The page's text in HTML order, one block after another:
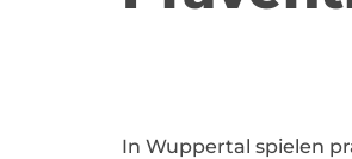
In Wuppertal spielen